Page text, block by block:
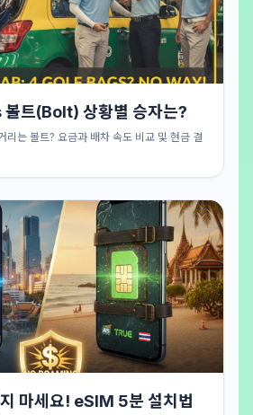
트(Bolt) 상황별 승자는?
리는 볼트? 요금과 배차 속도 비교 및 현금 결
마세요! eSIM 5분 설치법